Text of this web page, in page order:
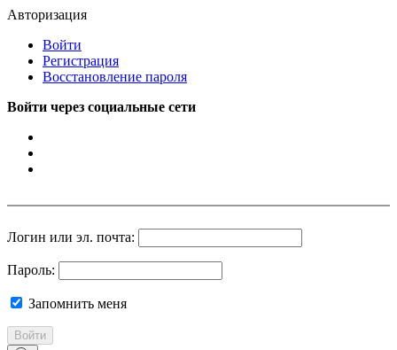
Авторизация
Войти
Регистрация
Восстановление пароля
Войти через социальные сети
Логин или эл. почта:
Пароль:
Запомнить меня
Войти